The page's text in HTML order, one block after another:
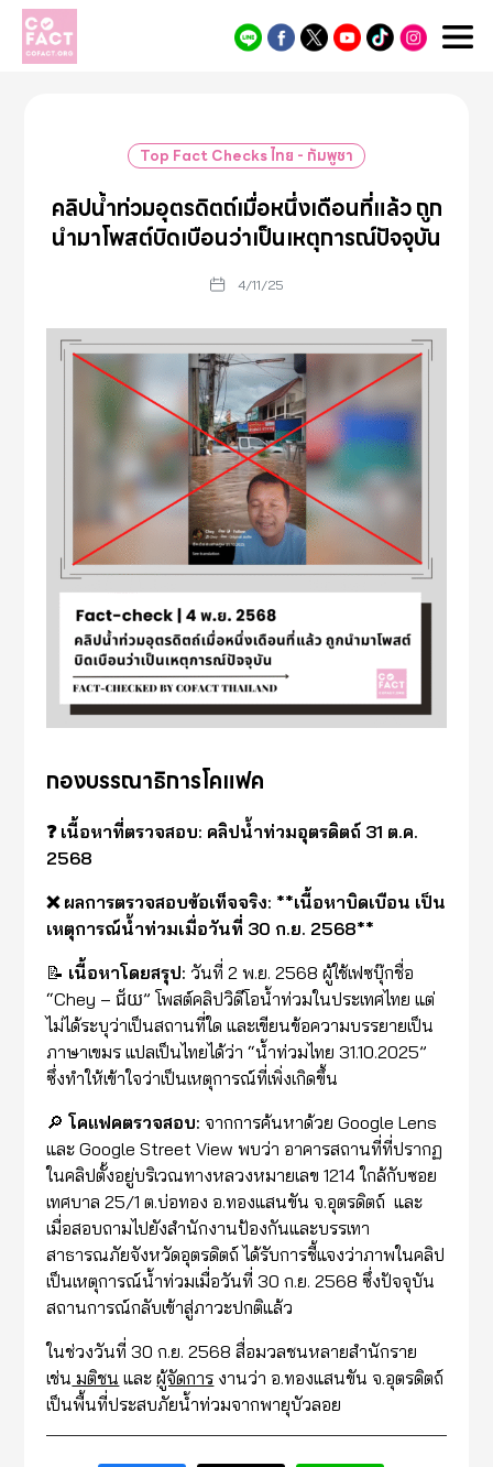
Cofact
Top Fact Checks ไทย - กัมพูชา
คลิปน้ำท่วมอุตรดิตถ์เมื่อหนึ่งเดือนที่แล้ว ถูก
นำมาโพสต์บิดเบือนว่าเป็นเหตุการณ์ปัจจุบัน
4/11/25
กองบรรณาธิการโคแฟค
❓ เนื้อหาที่ตรวจสอบ: คลิปน้ำท่วมอุตรดิตถ์ 31 ต.ค.
2568
❌ ผลการตรวจสอบข้อเท็จจริง: **เนื้อหาบิดเบือน เป็น
เหตุการณ์น้ำท่วมเมื่อวันที่ 30 ก.ย. 2568**
📝 เนื้อหาโดยสรุป: วันที่ 2 พ.ย. 2568 ผู้ใช้เฟซบุ๊กชื่อ
“Chey – ជ័យ” โพสต์คลิปวิดีโอน้ำท่วมในประเทศไทย แต่
ไม่ได้ระบุว่าเป็นสถานที่ใด และเขียนข้อความบรรยายเป็น
ภาษาเขมร แปลเป็นไทยได้ว่า “น้ำท่วมไทย 31.10.2025”
ซึ่งทำให้เข้าใจว่าเป็นเหตุการณ์ที่เพิ่งเกิดขึ้น
🔎โคแฟคตรวจสอบ: จากการค้นหาด้วย Google Lens
และ Google Street View พบว่า อาคารสถานที่ที่ปรากฏ
ในคลิปตั้งอยู่บริเวณทางหลวงหมายเลข 1214 ใกล้กับซอย
เทศบาล 25/1 ต.บ่อทอง อ.ทองแสนขัน จ.อุตรดิตถ์ และ
เมื่อสอบถามไปยังสำนักงานป้องกันและบรรเทา
สาธารณภัยจังหวัดอุตรดิตถ์ ได้รับการชี้แจงว่าภาพในคลิป
เป็นเหตุการณ์น้ำท่วมเมื่อวันที่ 30 ก.ย. 2568 ซึ่งปัจจุบัน
สถานการณ์กลับเข้าสู่ภาวะปกติแล้ว
ในช่วงวันที่ 30 ก.ย. 2568 สื่อมวลชนหลายสำนักราย
เช่น มติชน และผู้จัดการ งานว่า อ.ทองแสนขัน จ.อุตรดิตถ์
เป็นพื้นที่ประสบภัยน้ำท่วมจากพายุบัวลอย